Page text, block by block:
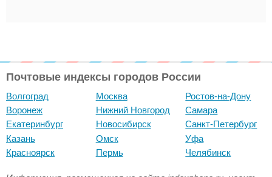
Почтовые индексы городов России
Волгоград
Воронеж
Екатеринбург
Казань
Красноярск
Москва
Нижний Новгород
Новосибирск
Омск
Пермь
Ростов-на-Дону
Самара
Санкт-Петербург
Уфа
Челябинск